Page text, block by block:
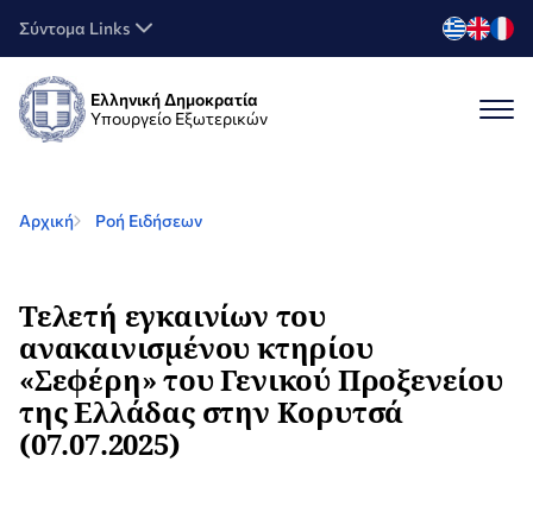
Σύντομα Links
Ελληνική Δημοκρατία
Υπουργείο Εξωτερικών
Αρχική Ροή Ειδήσεων
Τελετή εγκαινίων του
ανακαινισμένου κτηρίου
«Σεφέρη» του Γενικού Προξενείου
της Ελλάδας στην Κορυτσά
(07.07.2025)